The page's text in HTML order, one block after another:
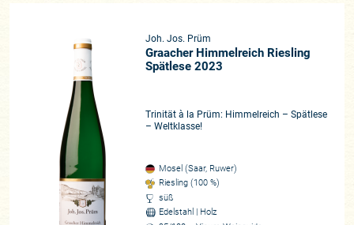
Joh. Jos. Prüm
Graacher Himmelreich Riesling
Spätlese 2023
Trinität à la Prüm: Himmelreich – Spätlese
– Weltklasse!
Mosel (Saar, Ruwer)
Riesling (100 %)
süß
Edelstahl | Holz